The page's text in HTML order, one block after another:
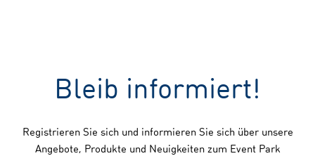
Bleib informiert!
Registrieren Sie sich und informieren Sie sich über unsere
Angebote, Produkte und Neuigkeiten zum Event Park